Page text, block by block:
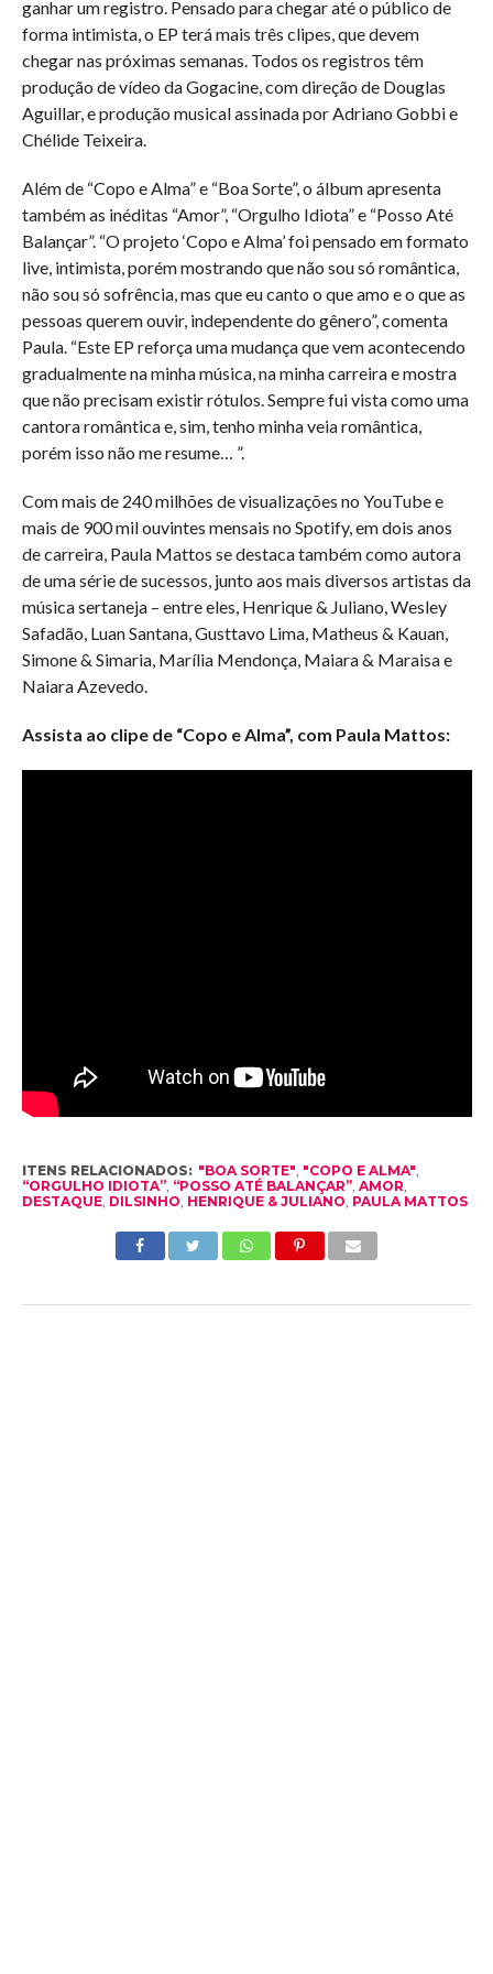
ganhar um registro. Pensado para chegar até o público de
forma intimista, o EP terá mais três clipes, que devem
chegar nas próximas semanas. Todos os registros têm
produção de vídeo da Gogacine, com direção de Douglas
Aguillar, e produção musical assinada por Adriano Gobbi e
Chélide Teixeira.
Além de “Copo e Alma” e “Boa Sorte”, o álbum apresenta
também as inéditas “Amor”, “Orgulho Idiota” e “Posso Até
Balançar”. “O projeto ‘Copo e Alma’ foi pensado em formato
live, intimista, porém mostrando que não sou só romântica,
não sou só sofrência, mas que eu canto o que amo e o que as
pessoas querem ouvir, independente do gênero”, comenta
Paula. “Este EP reforça uma mudança que vem acontecendo
gradualmente na minha música, na minha carreira e mostra
que não precisam existir rótulos. Sempre fui vista como uma
cantora romântica e, sim, tenho minha veia romântica,
porém isso não me resume… ”.
Com mais de 240 milhões de visualizações no YouTube e
mais de 900 mil ouvintes mensais no Spotify, em dois anos
de carreira, Paula Mattos se destaca também como autora
de uma série de sucessos, junto aos mais diversos artistas da
música sertaneja – entre eles, Henrique & Juliano, Wesley
Safadão, Luan Santana, Gusttavo Lima, Matheus & Kauan,
Simone & Simaria, Marília Mendonça, Maiara & Maraisa e
Naiara Azevedo.
Assista ao clipe de “Copo e Alma”, com Paula Mattos:
ITENS RELACIONADOS: "BOA SORTE", "COPO E ALMA",
“ORGULHO IDIOTA”, “POSSO ATÉ BALANÇAR”, AMOR,
DESTAQUE, DILSINHO, HENRIQUE & JULIANO, PAULA MATTOS